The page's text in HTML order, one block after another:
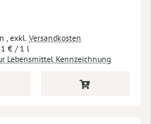
exkl. Versandkosten
€ / 1 l
Lebensmittel Kennzeichnung